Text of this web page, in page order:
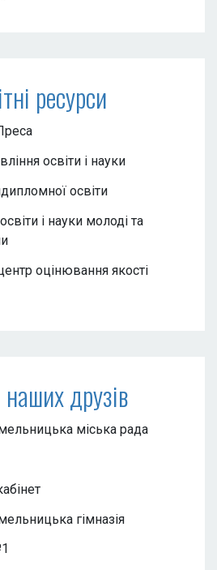
ресурси
освіти і науки
освіти
і науки молоді та
оцінювання якості
друзів
міська рада
гімназія